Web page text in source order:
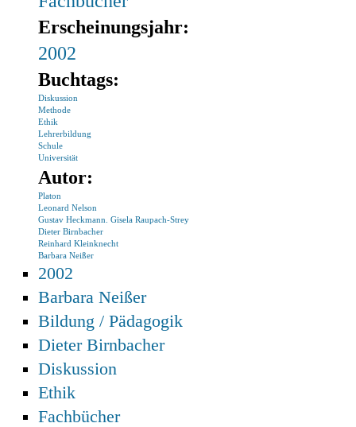
Erscheinungsjahr:
2002
Buchtags:
Diskussion
Methode
Ethik
Lehrerbildung
Schule
Universität
Autor:
Platon
Leonard Nelson
Gustav Heckmann. Gisela Raupach-Strey
Dieter Birnbacher
Reinhard Kleinknecht
Barbara Neißer
2002
Barbara Neißer
Bildung / Pädagogik
Dieter Birnbacher
Diskussion
Ethik
Fachbücher